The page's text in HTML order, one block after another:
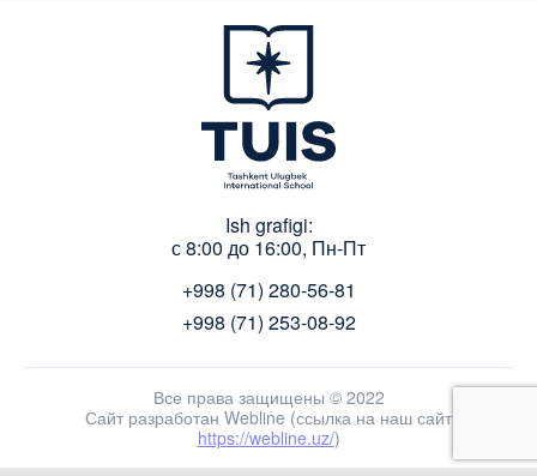
Ish grafigi:
с 8:00 до 16:00, Пн-Пт
+998 (71) 280-56-81
+998 (71) 253-08-92
Все права защищены © 2022
Сайт разработан Webline (ссылка на наш сайт
https://webline.uz/)